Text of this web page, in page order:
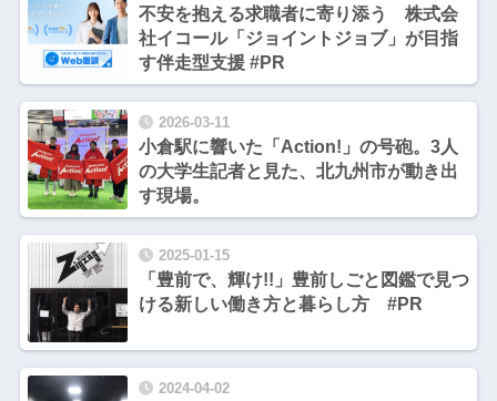
不安を抱える求職者に寄り添う 株式会
社イコール「ジョイントジョブ」が目指
す伴走型支援 #PR
2026-03-11
小倉駅に響いた「Action!」の号砲。3人
の大学生記者と見た、北九州市が動き出
す現場。
2025-01-15
「豊前で、輝け!!」豊前しごと図鑑で見つ
ける新しい働き方と暮らし方 #PR
2024-04-02